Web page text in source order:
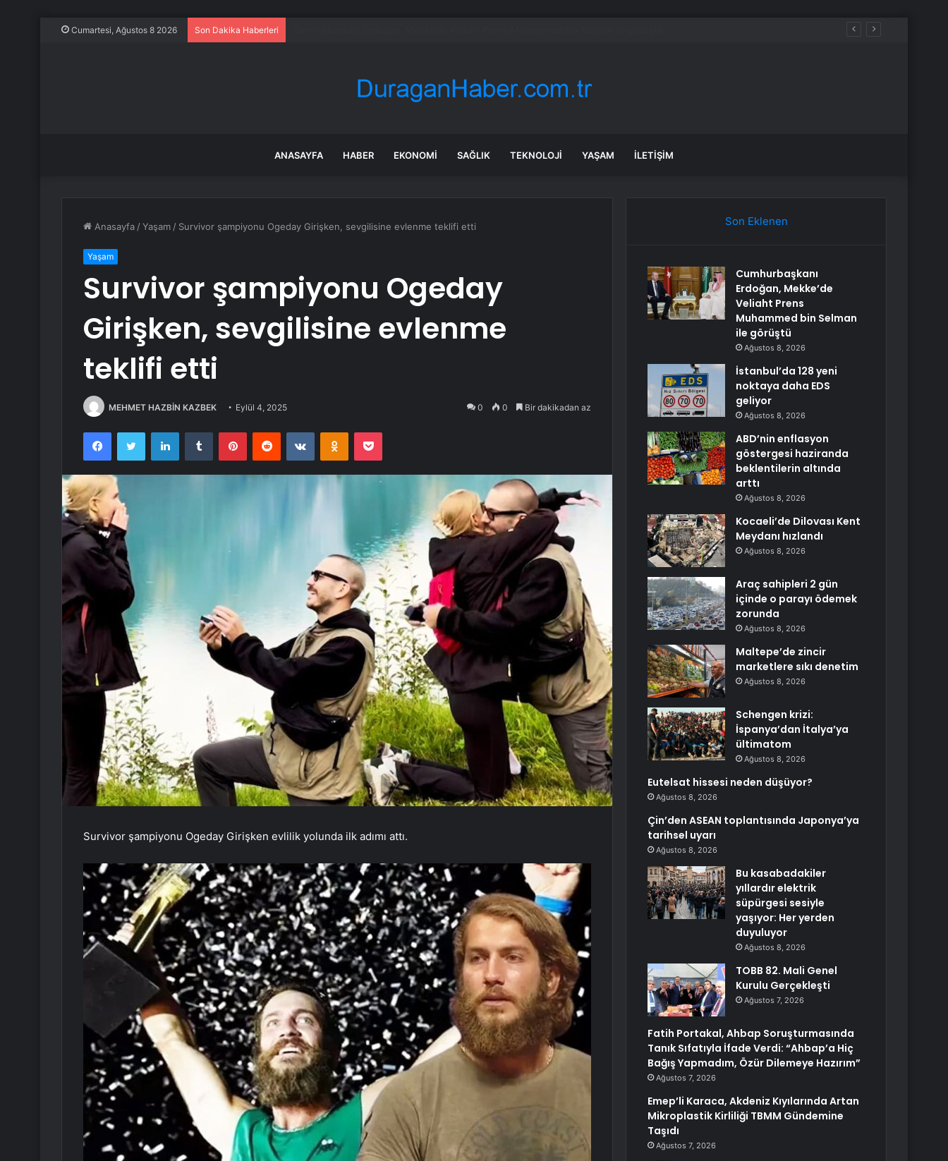
Cumartesi, Ağustos 8 2026 Son Dakika Haberleri
ANASAYFA HABER EKONOMI SAĞLIK TEKNOLOJI YAŞAM İLETIŞIM
Anasayfa /Yaşam / Survivor şampiyonu Ogeday Girişken, sevgilisine evlenme teklifi etti
Yaşam
Survivor şampiyonu Ogeday
Girişken, sevgilisine evlenme
teklifi etti
MEHMET HAZBİN KAZBEK Eylül 4, 2025 0 0 Bir dakikadan az
FacebookTwitter LinkedInTumblr PinterestReddit VKontakteOdnoklassniki
Pocket
Survivor şampiyonu Ogeday Girişken evlilik yolunda ilk adımı attı.
Son Eklenen
Cumhurbaşkanı
Erdoğan, Mekke’de
Veliaht Prens
Muhammed bin Selman
ile görüştü
Ağustos 8, 2026
İstanbul’da 128 yeni
noktaya daha EDS
geliyor
Ağustos 8, 2026
ABD’nin enflasyon
göstergesi haziranda
beklentilerin altında
arttı
Ağustos 8, 2026
Kocaeli’de Dilovası Kent
Meydanı hızlandı
Ağustos 8, 2026
Araç sahipleri 2 gün
içinde o parayı ödemek
zorunda
Ağustos 8, 2026
Maltepe’de zincir
marketlere sıkı denetim
Ağustos 8, 2026
Schengen krizi:
İspanya’dan İtalya’ya
ültimatom
Ağustos 8, 2026
Eutelsat hissesi neden düşüyor?
Ağustos 8, 2026
Çin’den ASEAN toplantısında Japonya’ya
tarihsel uyarı
Ağustos 8, 2026
Bu kasabadakiler
yıllardır elektrik
süpürgesi sesiyle
yaşıyor: Her yerden
duyuluyor
Ağustos 8, 2026
TOBB 82. Mali Genel
Kurulu Gerçekleşti
Ağustos 7, 2026
Fatih Portakal, Ahbap Soruşturmasında
Tanık Sıfatıyla İfade Verdi: “Ahbap’a Hiç
Bağış Yapmadım, Özür Dilemeye Hazırım”
Ağustos 7, 2026
Emep’li Karaca, Akdeniz Kıyılarında Artan
Mikroplastik Kirliliği TBMM Gündemine
Taşıdı
Ağustos 7, 2026